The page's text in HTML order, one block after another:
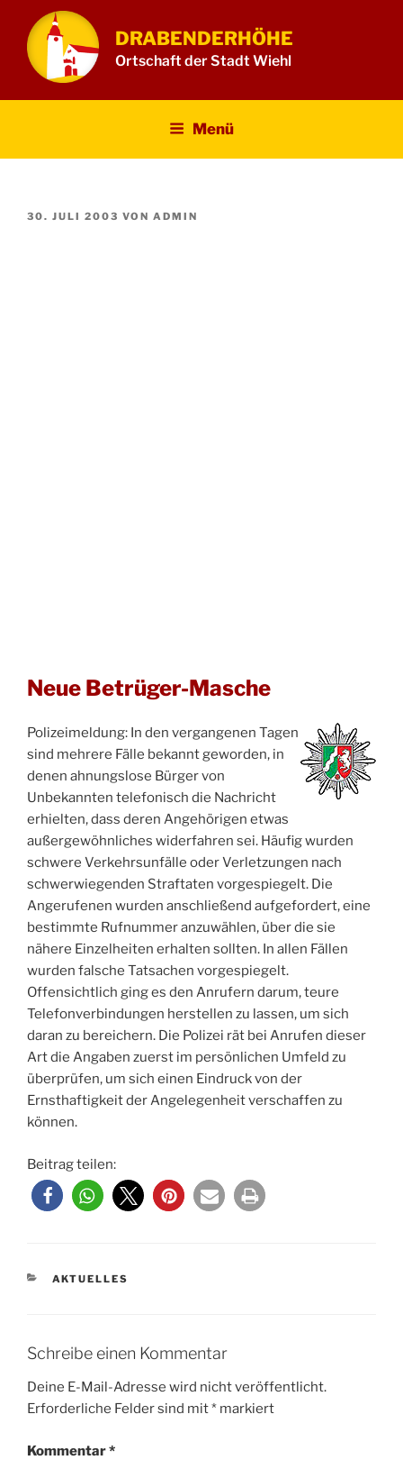
Inhalt
springen
DRABENDERHÖHE
Ortschaft der Stadt Wiehl
Menü
VERÖFFENTLICHT
30. JULI 2003 VON ADMIN
Neue Betrüger-Masche
Polizeimeldung: In den vergangenen Tagen
sind mehrere Fälle bekannt geworden, in
denen ahnungslose Bürger von
Unbekannten telefonisch die Nachricht
erhielten, dass deren Angehörigen etwas
außergewöhnliches widerfahren sei. Häufig wurden
schwere Verkehrsunfälle oder Verletzungen nach
schwerwiegenden Straftaten vorgespiegelt. Die
Angerufenen wurden anschließend aufgefordert, eine
bestimmte Rufnummer anzuwählen, über die sie
nähere Einzelheiten erhalten sollten. In allen Fällen
wurden falsche Tatsachen vorgespiegelt.
Offensichtlich ging es den Anrufern darum, teure
Telefonverbindungen herstellen zu lassen, um sich
daran zu bereichern. Die Polizei rät bei Anrufen dieser
Art die Angaben zuerst im persönlichen Umfeld zu
überprüfen, um sich einen Eindruck von der
Ernsthaftigkeit der Angelegenheit verschaffen zu
können.
Beitrag teilen:
KATEGORIEN
AKTUELLES
Schreibe einen Kommentar
Deine E-Mail-Adresse wird nicht veröffentlicht.
Erforderliche Felder sind mit* markiert
Kommentar*